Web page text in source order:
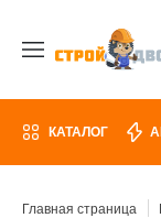
КАТАЛОГ
Главная страница